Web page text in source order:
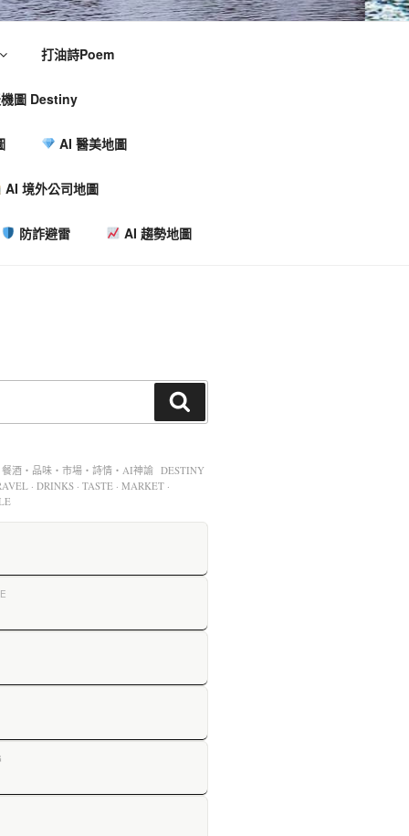
打油詩Poem
圖 Destiny
AI 醫美地圖
AI 境外公司地圖
防詐避雷 AI 趨勢地圖
酒・品味・市場・詩情・AI神諭 DESTINY
· DRINKS · TASTE · MARKET ·